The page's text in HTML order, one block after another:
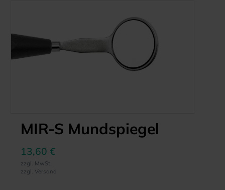
MIR-S Mundspiegel
13,60 €
zzgl. MwSt.
zzgl. Versand